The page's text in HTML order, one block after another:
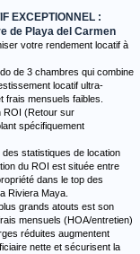
EXCEPTIONNEL :
de Playa del Carmen
votre rendement locatif à
de 3 chambres qui combine
locatif ultra-
frais mensuels faibles.
ROI (Retour sur
spécifiquement
statistiques de location
du ROI est située entre
dans le top des
Riviera Maya.
grands atouts est son
mensuels (HOA/entretien)
réduites augmentent
nette et sécurisent la